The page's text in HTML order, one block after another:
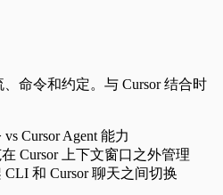
命令和约定。与 Cursor 结合时
Cursor Agent 能力
Cursor 上下文窗口之外管理
和 Cursor 聊天之间切换